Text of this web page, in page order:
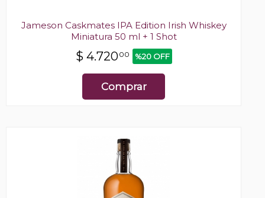
Jameson Caskmates IPA Edition Irish Whiskey
Miniatura 50 ml + 1 Shot
$ 4.72000 %20 OFF
Comprar